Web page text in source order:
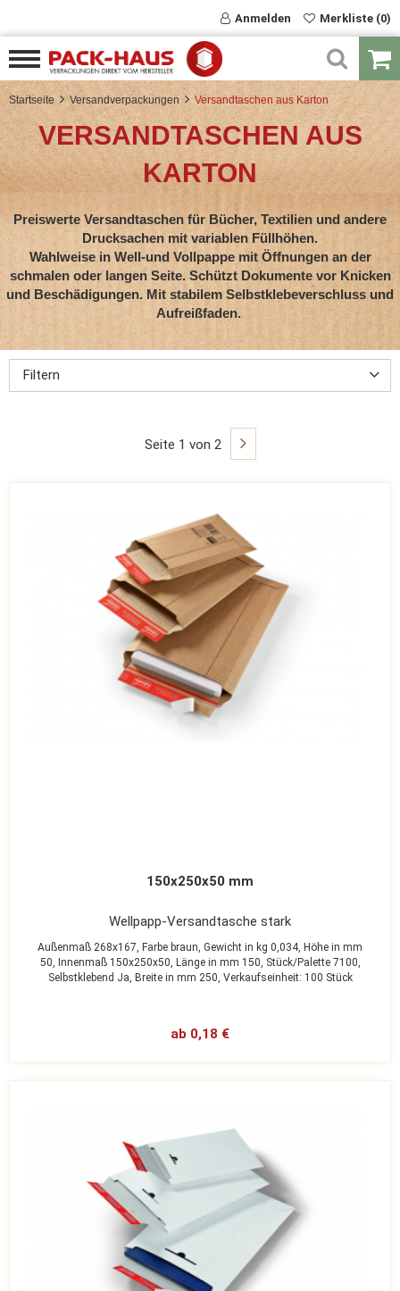
Anmelden Merkliste (0)
Startseite Versandverpackungen Versandtaschen aus Karton
VERSANDTASCHEN AUS
KARTON
Preiswerte Versandtaschen für Bücher, Textilien und andere
Drucksachen mit variablen Füllhöhen.
Wahlweise in Well-und Vollpappe mit Öffnungen an der
schmalen oder langen Seite. Schützt Dokumente vor Knicken
und Beschädigungen. Mit stabilem Selbstklebeverschluss und
Aufreißfaden.
Filtern
Seite 1 von 2
150x250x50 mm
Wellpapp-Versandtasche stark
Außenmaß 268x167, Farbe braun, Gewicht in kg 0,034, Höhe in mm
50, Innenmaß 150x250x50, Länge in mm 150, Stück/Palette 7100,
Selbstklebend Ja, Breite in mm 250, Verkaufseinheit: 100 Stück
ab 0,18 €